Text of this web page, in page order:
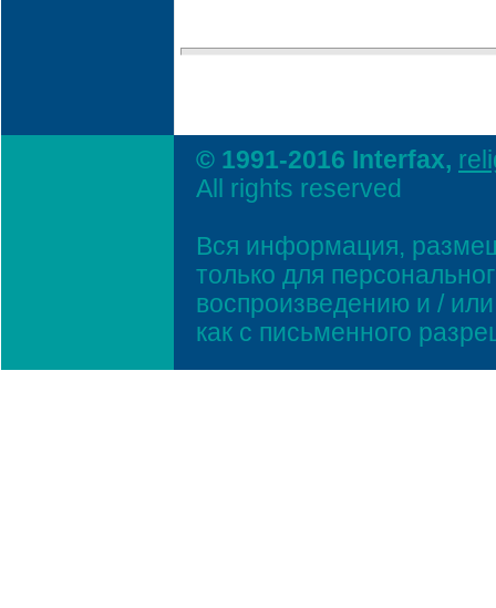
© 1991-2016 Interfax,
All rights reserved
Вся информация,
только для
воспроизведению и /
как с письменного